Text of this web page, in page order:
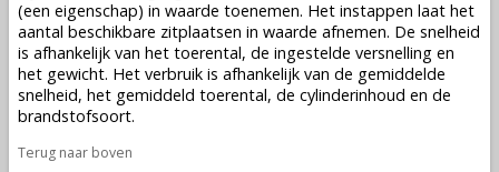
(een eigenschap) in waarde toenemen. Het instappen laat het
aantal beschikbare zitplaatsen in waarde afnemen. De snelheid
is afhankelijk van het toerental, de ingestelde versnelling en
het gewicht. Het verbruik is afhankelijk van de gemiddelde
snelheid, het gemiddeld toerental, de cylinderinhoud en de
brandstofsoort.
Terug naar boven